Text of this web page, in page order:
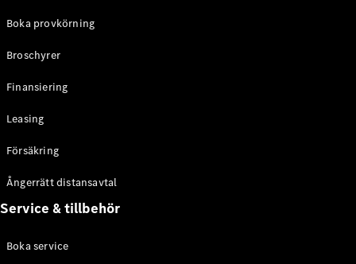
Konfigurator
återförsäljare
Alla eVito
eVito
Elektrisk
eVito
Tourer
Boka provkörning
Broschyrer
Finansiering
Leasing
Försäkring
Ångerrätt distansavtal
Service & tillbehör
Boka service